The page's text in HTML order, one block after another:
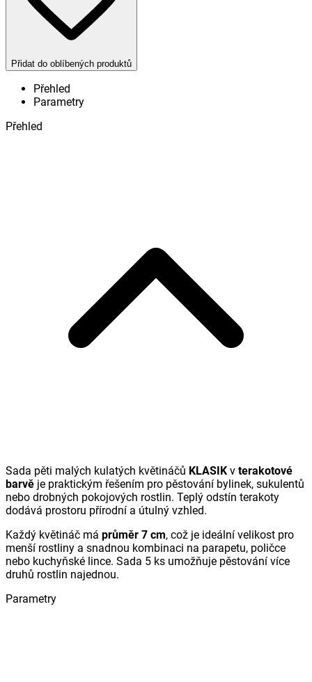
Přidat do oblíbených produktů
Přehled
Parametry
Přehled
Sada pěti malých kulatých květináčů KLASIK v terakotové
barvě je praktickým řešením pro pěstování bylinek, sukulentů
nebo drobných pokojových rostlin. Teplý odstín terakoty
dodává prostoru přírodní a útulný vzhled.
Každý květináč má průměr 7 cm, což je ideální velikost pro
menší rostliny a snadnou kombinaci na parapetu, poličce
nebo kuchyňské lince. Sada 5 ks umožňuje pěstování více
druhů rostlin najednou.
Parametry